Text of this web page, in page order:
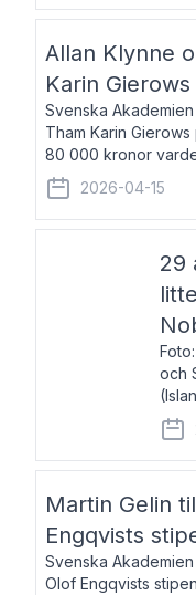
Allan Klynne
Karin
Svenska
Tham Karin
80 000 kronor
arkeolog, författare,
kultur och samhällsliv.
2026-04-15
29
och
Martin Gelin
Engqvists
Svenska
Olof Engqvists